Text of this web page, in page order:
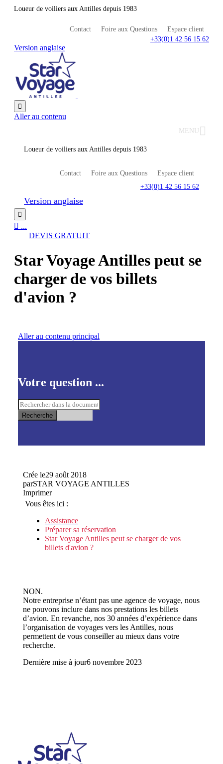
Loueur de voiliers aux Antilles depuis 1983
Contact Foire aux Questions
Espace client
+33(0)1 42 56 15 62
Version anglaise

Aller au contenu
MENU
Loueur de voiliers aux Antilles depuis 1983
Contact Foire aux Questions
Espace client
+33(0)1 42 56 15 62
Version anglaise

 ...
DEVIS GRATUIT
Star Voyage Antilles peut se
charger de vos billets
d'avion ?
Aller au contenu principal
Votre question ...
Recherche
Crée le29 août 2018
parSTAR VOYAGE ANTILLES
Imprimer
Vous êtes ici :
Assistance
Préparer sa réservation
Star Voyage Antilles peut se charger de vos
billets d'avion ?
NON.
Notre entreprise n’étant pas une agence de voyage, nous
ne pouvons inclure dans nos prestations les billets
d’avion. En revanche, nos 30 années d’expérience dans
l’organisation de voyages vers les Antilles, nous
permettent de vous conseiller au mieux dans votre
recherche.
Dernière mise à jour6 novembre 2023